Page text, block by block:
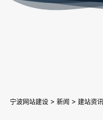
宁波网站建设 > 新闻 > 建站资讯